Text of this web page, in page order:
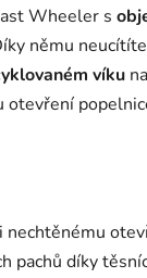
Wheeler s
němu
víku
nechtěnému
pachů díky